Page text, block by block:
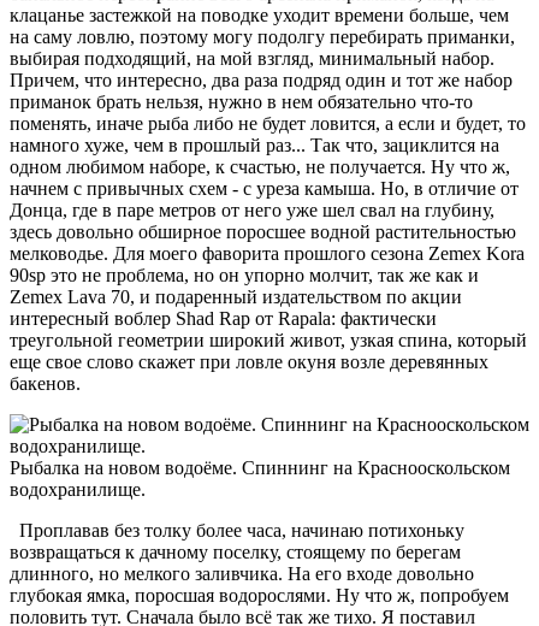
клацанье застежкой на поводке уходит времени больше, чем
на саму ловлю, поэтому могу подолгу перебирать приманки,
выбирая подходящий, на мой взгляд, минимальный набор.
Причем, что интересно, два раза подряд один и тот же набор
приманок брать нельзя, нужно в нем обязательно что-то
поменять, иначе рыба либо не будет ловится, а если и будет, то
намного хуже, чем в прошлый раз... Так что, зациклится на
одном любимом наборе, к счастью, не получается. Ну что ж,
начнем с привычных схем - с уреза камыша. Но, в отличие от
Донца, где в паре метров от него уже шел свал на глубину,
здесь довольно обширное поросшее водной растительностью
мелководье. Для моего фаворита прошлого сезона Zemex Kora
90sp это не проблема, но он упорно молчит, так же как и
Zemex Lava 70, и подаренный издательством по акции
интересный воблер Shad Rap от Rapala: фактически
треугольной геометрии широкий живот, узкая спина, который
еще свое слово скажет при ловле окуня возле деревянных
бакенов.
Рыбалка на новом водоёме. Спиннинг на Краснооскольском
водохранилище.
Проплавав без толку более часа, начинаю потихоньку
возвращаться к дачному поселку, стоящему по берегам
длинного, но мелкого заливчика. На его входе довольно
глубокая ямка, поросшая водорослями. Ну что ж, попробуем
половить тут. Сначала было всё так же тихо. Я поставил